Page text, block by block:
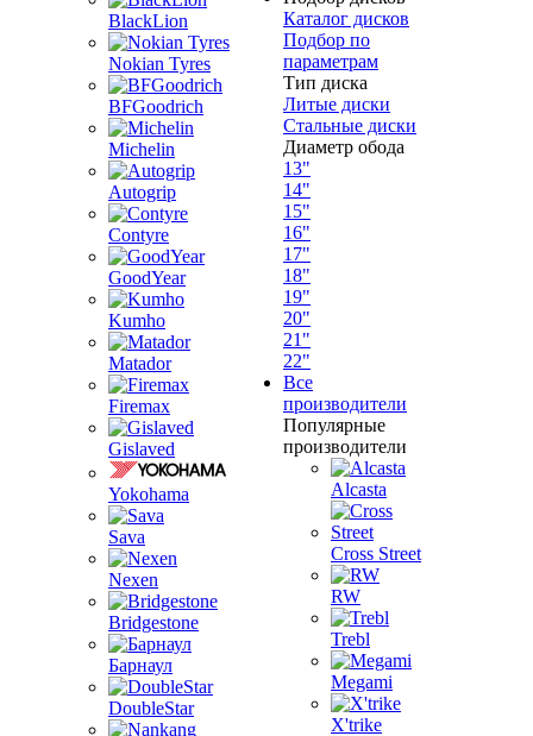
BlackLion
Nokian Tyres
BFGoodrich
Michelin
Autogrip
Contyre
GoodYear
Kumho
Matador
Firemax
Gislaved
Yokohama
Sava
Nexen
Bridgestone
Барнаул
DoubleStar
Каталог дисков
Подбор по
параметрам
Тип диска
Литые диски
Стальные диски
Диаметр обода
13"
14"
15"
16"
17"
18"
19"
20"
21"
22"
Все
производители
Популярные
производители
Alcasta
Cross Street
RW
Trebl
Megami
X'trike